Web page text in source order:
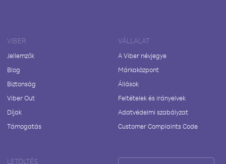
VIBER
Jellemzők
Blog
Biztonság
Viber Out
Díjak
Támogatás
VÁLLALAT
A Viber névjegye
Márkaközpont
Állások
Feltételek és irányelvek
Adatvédelmi szabályzat
Customer Complaints Code
LETÖLTÉS